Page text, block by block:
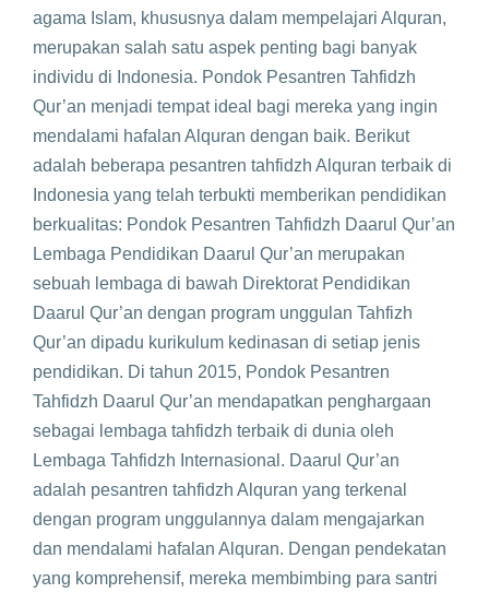
agama Islam, khususnya dalam mempelajari Alquran,
merupakan salah satu aspek penting bagi banyak
individu di Indonesia. Pondok Pesantren Tahfidzh
Qur’an menjadi tempat ideal bagi mereka yang ingin
mendalami hafalan Alquran dengan baik. Berikut
adalah beberapa pesantren tahfidzh Alquran terbaik di
Indonesia yang telah terbukti memberikan pendidikan
berkualitas: Pondok Pesantren Tahfidzh Daarul Qur’an
Lembaga Pendidikan Daarul Qur’an merupakan
sebuah lembaga di bawah Direktorat Pendidikan
Daarul Qur’an dengan program unggulan Tahfizh
Qur’an dipadu kurikulum kedinasan di setiap jenis
pendidikan. Di tahun 2015, Pondok Pesantren
Tahfidzh Daarul Qur’an mendapatkan penghargaan
sebagai lembaga tahfidzh terbaik di dunia oleh
Lembaga Tahfidzh Internasional. Daarul Qur’an
adalah pesantren tahfidzh Alquran yang terkenal
dengan program unggulannya dalam mengajarkan
dan mendalami hafalan Alquran. Dengan pendekatan
yang komprehensif, mereka membimbing para santri